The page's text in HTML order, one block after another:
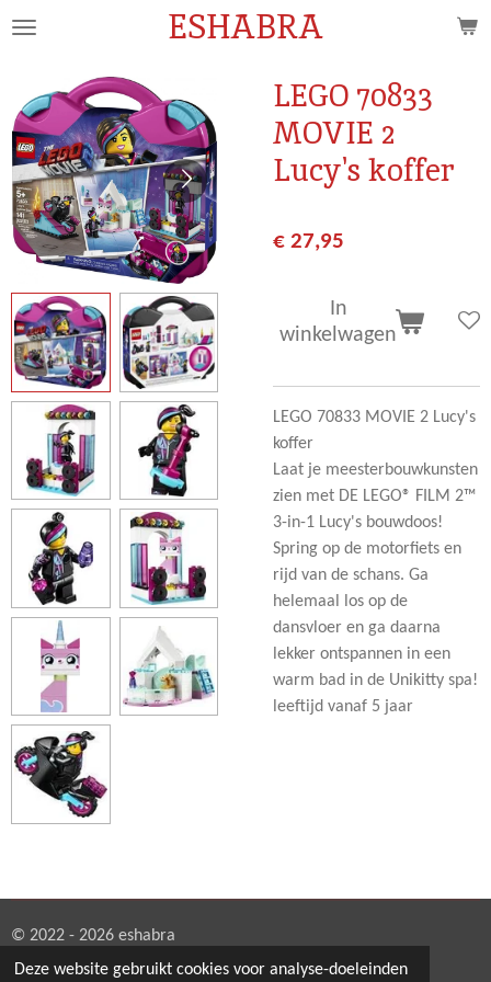
Deze website gebruikt cookies voor analyse-doeleinden
Ga
de
hoofdinhoud
ESHABRA
LEGO 70833
MOVIE 2
Lucy's koffer
€ 27,95
In
winkelwagen
LEGO 70833 MOVIE 2 Lucy's
koffer
Laat je meesterbouwkunsten
zien met DE LEGO® FILM 2™
3-in-1 Lucy's bouwdoos!
Spring op de motorfiets en
rijd van de schans. Ga
helemaal los op de
dansvloer en ga daarna
lekker ontspannen in een
warm bad in de Unikitty spa!
leeftijd vanaf 5 jaar
© 2022 - 2026 eshabra
Powered byJouwWeb